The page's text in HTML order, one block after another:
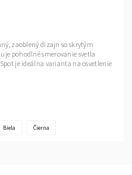
zaoblený dizajn so skrytým
pohodlné smerovanie svetla
je ideálna varianta na osvetlenie
Biela Čierna